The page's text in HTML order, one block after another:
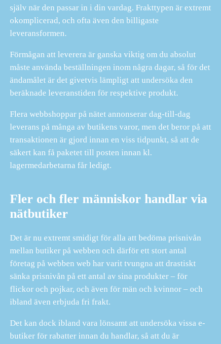
själv när den passar in i din vardag. Frakttypen är extremt
okomplicerad, och ofta även den billigaste
leveransformen.
Förmågan att leverera är ganska viktig om du absolut
måste använda beställningen inom några dagar, så för det
ändamålet är det givetvis lämpligt att undersöka den
beräknade leveranstiden för respektive produkt.
Flera webbshoppar på nätet annonserar dag-till-dag
leverans på många av butikens varor, men det beror på att
transaktionen är gjord innan en viss tidpunkt, så att de
säkert kan få paketet till posten innan kl.
lagermedarbetarna får ledigt.
Fler och fler människor handlar via
nätbutiker
Det är nu extremt smidigt för alla att bedöma prisnivån
mellan butiker på webben och därför ett stort antal
företag på webben web har varit tvungna att drastiskt
sänka prisnivån på ett antal av sina produkter – för
flickor och pojkar, och även för män och kvinnor – och
ibland även erbjuda fri frakt.
Det kan dock ibland vara lönsamt att undersöka vissa e-
butiker för rabatter innan du handlar, så att du är